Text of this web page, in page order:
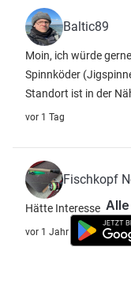
Baltic89
Moin, ich würde
Spinnköder
Standort ist in der
vor 1 Tag
Fischkopf
Hätte Interesse
vor 1 Jahr